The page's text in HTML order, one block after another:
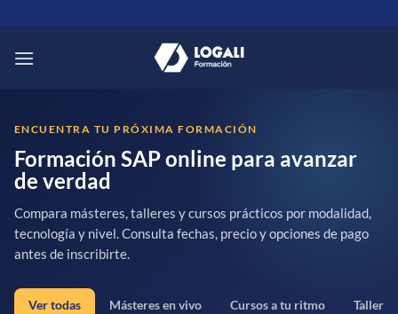
al
contenido
ENCUENTRA TU PRÓXIMA FORMACIÓN
Formación SAP online para avanzar
de verdad
Compara másteres, talleres y cursos prácticos por modalidad,
tecnología y nivel. Consulta fechas, precio y opciones de pago
antes de inscribirte.
Ver todas Másteres en vivo Cursos a tu ritmo